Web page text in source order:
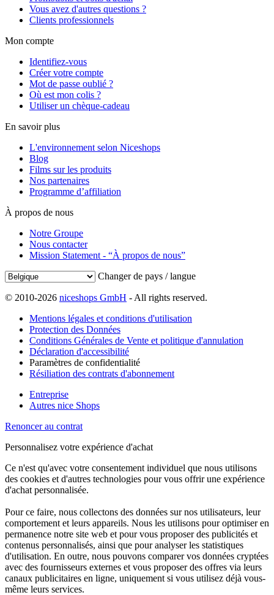
Vous avez d'autres questions ?
Clients professionnels
Mon compte
Identifiez-vous
Créer votre compte
Mot de passe oublié ?
Où est mon colis ?
Utiliser un chèque-cadeau
En savoir plus
L'environnement selon Niceshops
Blog
Films sur les produits
Nos partenaires
Programme d’affiliation
À propos de nous
Notre Groupe
Nous contacter
Mission Statement - “À propos de nous”
Changer de pays / langue
© 2010-2026 niceshops GmbH - All rights reserved.
Mentions légales et conditions d'utilisation
Protection des Données
Conditions Générales de Vente et politique d'annulation
Déclaration d'accessibilité
Paramètres de confidentialité
Résiliation des contrats d'abonnement
Entreprise
Autres nice Shops
Renoncer au contrat
Personnalisez votre expérience d'achat
Ce n'est qu'avec votre consentement individuel que nous utilisons
des cookies et d'autres technologies pour vous offrir une expérience
d'achat personnalisée.
Pour ce faire, nous collectons des données sur nos utilisateurs, leur
comportement et leurs appareils. Nous les utilisons pour optimiser en
permanence notre site web et pour vous proposer des publicités et
contenus personnalisés, ainsi que pour analyser les statistiques
d'utilisation. En outre, nous pouvons comparer vos données cryptées
avec des fournisseurs externes et vous proposer des offres via leurs
canaux publicitaires en ligne, uniquement si vous utilisez déjà vous-
même leurs services.